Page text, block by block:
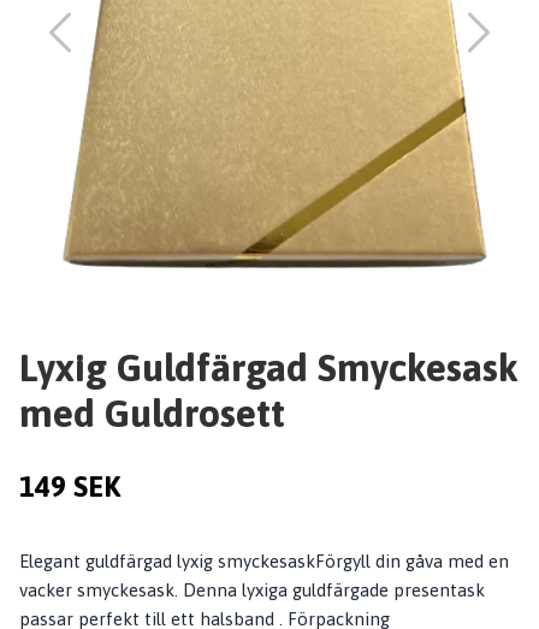
Lyxig Guldfärgad Smyckesask
med Guldrosett
149 SEK
Elegant guldfärgad lyxig smyckesaskFörgyll din gåva med en
vacker smyckesask. Denna lyxiga guldfärgade presentask
passar perfekt till ett halsband . Förpackning